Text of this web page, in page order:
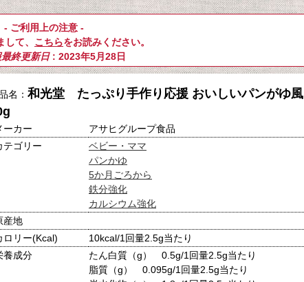
- ご利用上の注意 -
て、 こちらをお読みください。
終更新日: 2023年5月28日
名： 和光堂 たっぷり手作り応援 おいしいパンがゆ風
ーカー
アサヒグループ食品
テゴリー
ベビー・ママ
パンかゆ
5か月ごろから
鉄分強化
カルシウム強化
産地
ロリー(Kcal)
10kcal/1回量2.5g当たり
養成分
たん白質（g） 0.5g/1回量2.5g当たり
脂質（g） 0.095g/1回量2.5g当たり